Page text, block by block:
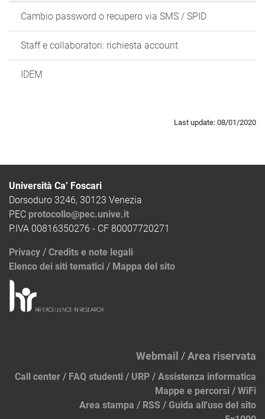
Cambio password o recupero via SMS / SPID
Staff e collaboratori: richiesta account
IDEM
Last update: 08/01/2020
Università Ca’ Foscari
Dorsoduro 3246, 30123 Venezia
PEC protocollo@pec.unive.it
P.IVA 00816350276 - CF 80007720271
Privacy / Credits e note legali
Elenco dei siti tematici / Mappa del sito
Webmail /Area riservata
Call center / FAQ studenti / URP / Assistenza informatica
Mappe e percorsi / WiFi
Area stampa / RSS / Guida all'uso del sito